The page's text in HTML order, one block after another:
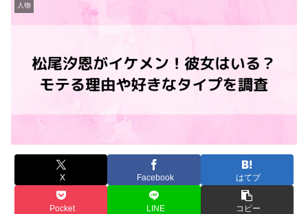
人物
X Facebook はてブ
Pocket LINE コピー